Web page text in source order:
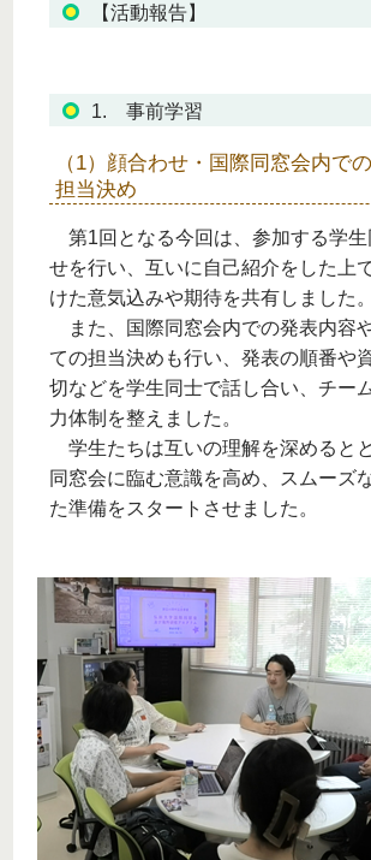
【活動報告】
1. 事前学習
（1）顔合わせ・国際同窓会内で
担当決め
第1回となる今回は、参加する学生
せを行い、互いに自己紹介をした上
けた意気込みや期待を共有しました。
また、国際同窓会内での発表内容
ての担当決めも行い、発表の順番や
切などを学生同士で話し合い、チー
力体制を整えました。
学生たちは互いの理解を深めると
同窓会に臨む意識を高め、スムーズ
た準備をスタートさせました。